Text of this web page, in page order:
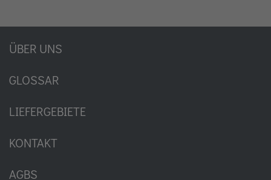
ÜBER UNS
GLOSSAR
LIEFERGEBIETE
KONTAKT
AGBS